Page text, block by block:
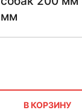
мм
В КОРЗИНУ